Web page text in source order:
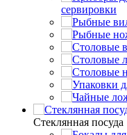
сервировки
Стеклянная посуда